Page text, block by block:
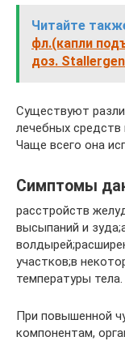
Читайте
фл.(капли
доз.
Существуют
лечебных средств
Чаще всего она
Симптомы
расстройств
высыпаний и
участков;в
температуры тела.
При повышенной
компонентам,